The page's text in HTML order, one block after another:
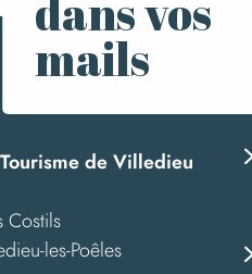
Gloux
dans vos
mails
de Villedieu
Costils
les-Poêles